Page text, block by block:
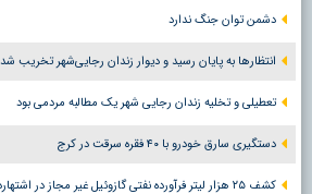
دشمن توان جنگ ندارد
انتظارها به پایان رسید و دیوار زندان رجایی‌شهر تخریب شد
تعطیلی و تخلیه زندان رجایی شهر یک مطالبه مردمی بود
دستگیری سارق خودرو با ۴۰ فقره سرقت در کرج
کشف ۲۵ هزار لیتر فرآورده نفتی گازوئیل غیر مجاز در اشتهارد